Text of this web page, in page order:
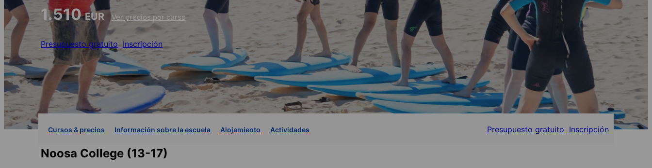
1.510EUR Ver precios por curso
Presupuesto gratuito Inscripción
Cursos & precios Información sobre la escuela Alojamiento Actividades Presupuesto gratuito Inscripción
Noosa College (13-17)